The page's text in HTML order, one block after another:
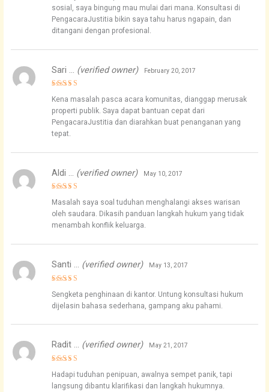
sosial, saya bingung mau mulai dari mana. Konsultasi di
PengacaraJustitia bikin saya tahu harus ngapain, dan
ditangani dengan profesional.
out of 5
Sari … (verified owner) February 20, 2017
Kena masalah pasca acara komunitas, dianggap merusak
properti publik. Saya dapat bantuan cepat dari
PengacaraJustitia dan diarahkan buat penanganan yang
tepat.
Rated5
out of 5
Aldi … (verified owner) May 10, 2017
Masalah saya soal tuduhan menghalangi akses warisan
oleh saudara. Dikasih panduan langkah hukum yang tidak
menambah konflik keluarga.
out of 5
Santi … (verified owner) May 13, 2017
Sengketa penghinaan di kantor. Untung konsultasi hukum
dijelasin bahasa sederhana, gampang aku pahami.
out of 5
Radit … (verified owner) May 21, 2017
Hadapi tuduhan penipuan, awalnya sempet panik, tapi
langsung dibantu klarifikasi dan langkah hukumnya.